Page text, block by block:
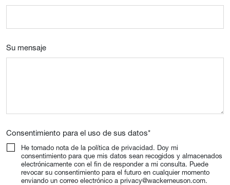
Su mensaje
Consentimiento para el uso de sus datos*
He tomado nota de la política de privacidad. Doy mi
consentimiento para que mis datos sean recogidos y almacenados
electrónicamente con el fin de responder a mi consulta. Puede
revocar su consentimiento para el futuro en cualquier momento
enviando un correo electrónico a privacy@wackerneuson.com.